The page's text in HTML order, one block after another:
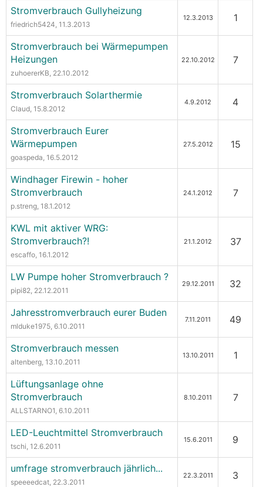
Stromverbrauch Gullyheizung
friedrich5424, 11.3.2013
12.3.2013 1
Stromverbrauch bei Wärmepumpen
Heizungen
zuhoererKB, 22.10.2012
22.10.2012 7
Stromverbrauch Solarthermie
Claud, 15.8.2012
4.9.2012 4
Stromverbrauch Eurer
Wärmepumpen
goaspeda, 16.5.2012
27.5.2012 15
Windhager Firewin - hoher
Stromverbrauch
p.streng, 18.1.2012
24.1.2012 7
KWL mit aktiver WRG:
Stromverbrauch?!
escaffo, 16.1.2012
21.1.2012 37
LW Pumpe hoher Stromverbrauch ?
pipi82, 22.12.2011
29.12.2011 32
Jahresstromverbrauch eurer Buden
mlduke1975, 6.10.2011
7.11.2011 49
Stromverbrauch messen
altenberg, 13.10.2011
13.10.2011 1
Lüftungsanlage ohne
Stromverbrauch
ALLSTARNO1, 6.10.2011
8.10.2011 7
LED-Leuchtmittel Stromverbrauch
tschi, 12.6.2011
15.6.2011 9
umfrage stromverbrauch jährlich...
speeeedcat, 22.3.2011
22.3.2011 3